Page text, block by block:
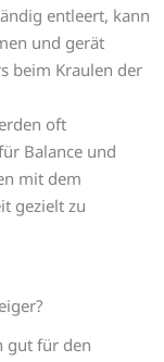
entleert, kann
und gerät
beim Kraulen der
oft
Balance und
mit dem
gezielt zu
gut für den